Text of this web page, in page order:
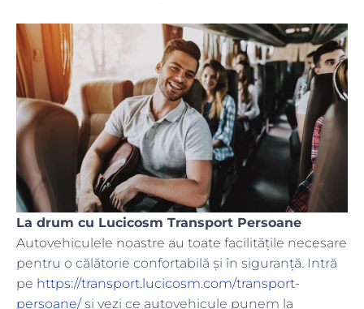
La drum cu Lucicosm Transport Persoane
Autovehiculele noastre au toate facilitățile necesare
pentru o călătorie confortabilă și în siguranță. Intră
pe https://transport.lucicosm.com/transport-
persoane/și vezi ce autovehicule punem la